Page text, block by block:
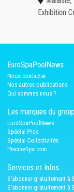
Exhibition
EuroSpaPoolNews
Nous contacter
Nos autres publications
Qui sommes nous ?
Les marques du
EuroSpaPoolNews
Spécial Pros
Spécial Collectivités
PiscineSpa.com
Services et Infos
S'abonner gratuitement à
S'abonner gratuitement à